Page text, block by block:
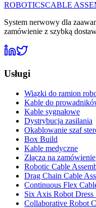
ROBOTICSCABLE
System nerwowy dla
zamówienie z szybką
Usługi
Wiązki do ramion
Kable do
Kable sygnałowe
Dystrybucja zasilania
Okablowanie szaf
Box Build
Kable medyczne
Złącza na zamówienie
Robotic Cable
Drag Chain Cable
Continuous Flex
Six Axis Robot Dress
Collaborative Robot